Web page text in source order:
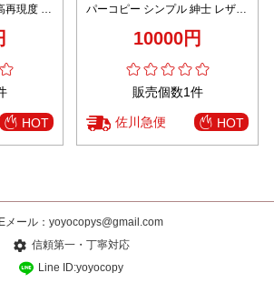
再現度 ゴ
HOT
パーコピー シンプル 紳士 レザー
牛革 ブラック10000円
販売個数1件
佐川急便 HOT
Eメール： yoyocopys@gmail.com
信頼第一・丁寧対応
Line ID:yoyocopy